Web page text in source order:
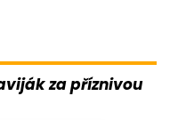
za příznivou